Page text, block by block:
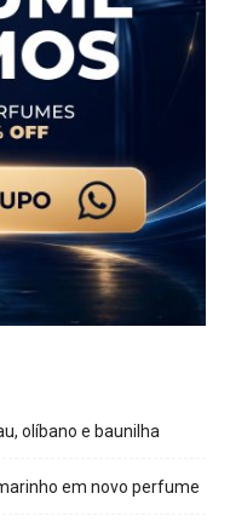
olíbano e baunilha
em novo perfume